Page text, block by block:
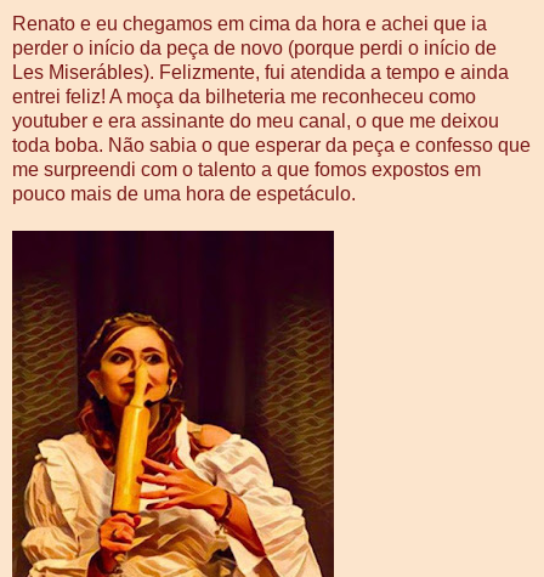
Renato e eu chegamos em cima da hora e achei que ia
perder o início da peça de novo (porque perdi o início de
Les Miserábles). Felizmente, fui atendida a tempo e ainda
entrei feliz! A moça da bilheteria me reconheceu como
youtuber e era assinante do meu canal, o que me deixou
toda boba. Não sabia o que esperar da peça e confesso que
me surpreendi com o talento a que fomos expostos em
pouco mais de uma hora de espetáculo.